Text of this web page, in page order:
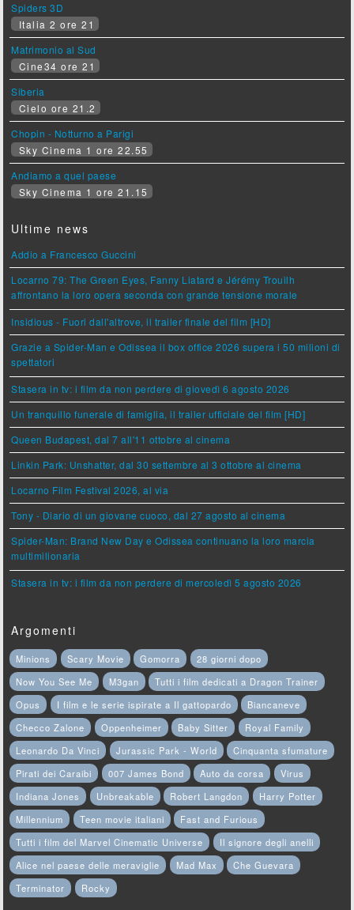
Spiders 3D
Italia 2 ore 21
Matrimonio al Sud
Cine34 ore 21
Siberia
Cielo ore 21.2
Chopin - Notturno a Parigi
Sky Cinema 1 ore 22.55
Andiamo a quel paese
Sky Cinema 1 ore 21.15
Ultime news
Addio a Francesco Guccini
Locarno 79: The Green Eyes, Fanny Liatard e Jérémy Trouilh
affrontano la loro opera seconda con grande tensione morale
Insidious - Fuori dall'altrove, il trailer finale del film [HD]
Grazie a Spider-Man e Odissea il box office 2026 supera i 50 milioni di
spettatori
Stasera in tv: i film da non perdere di giovedì 6 agosto 2026
Un tranquillo funerale di famiglia, il trailer ufficiale del film [HD]
Queen Budapest, dal 7 all'11 ottobre al cinema
Linkin Park: Unshatter, dal 30 settembre al 3 ottobre al cinema
Locarno Film Festival 2026, al via
Tony - Diario di un giovane cuoco, dal 27 agosto al cinema
Spider-Man: Brand New Day e Odissea continuano la loro marcia
multimilionaria
Stasera in tv: i film da non perdere di mercoledì 5 agosto 2026
Argomenti
Minions Scary Movie Gomorra
28 giorni dopo
Now You See Me
M3gan
Tutti i film dedicati a Dragon Trainer
Opus
I film e le serie ispirate a Il gattopardo
Biancaneve
Checco Zalone
Oppenheimer Baby Sitter
Royal Family
Leonardo Da Vinci
Jurassic Park - World
Cinquanta sfumature
Pirati dei Caraibi
007 James Bond Auto da corsa
Virus
Indiana Jones
Unbreakable Robert Langdon
Harry Potter
Millennium
Teen movie italiani
Fast and Furious
Tutti i film del Marvel Cinematic Universe
Il signore degli anelli
Alice nel paese delle meraviglie
Mad Max
Che Guevara
Terminator
Rocky